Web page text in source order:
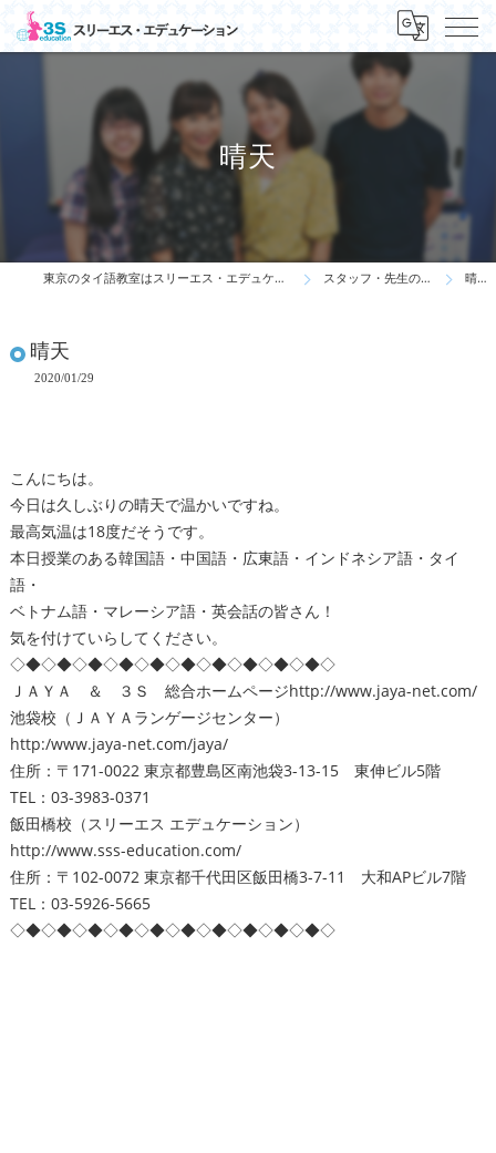
晴天
東京のタイ語教室はスリーエス・エデュケーション スタッフ・先生の一言 晴天
晴天
2020/01/29
こんにちは。
今日は久しぶりの晴天で温かいですね。
最高気温は18度だそうです。
本日授業のある韓国語・中国語・広東語・インドネシア語・タイ
語・
ベトナム語・マレーシア語・英会話の皆さん！
気を付けていらしてください。
◇◆◇◆◇◆◇◆◇◆◇◆◇◆◇◆◇◆◇◆◇
ＪＡＹＡ ＆ ３Ｓ 総合ホームページhttp://www.jaya-net.com/
池袋校（ＪＡＹＡランゲージセンター）
http:/www.jaya-net.com/jaya/
住所：〒171-0022 東京都豊島区南池袋3-13-15 東伸ビル5階
TEL：03-3983-0371
飯田橋校（スリーエス エデュケーション）
http://www.sss-education.com/
住所：〒102-0072 東京都千代田区飯田橋3-7-11 大和APビル7階
TEL：03-5926-5665
◇◆◇◆◇◆◇◆◇◆◇◆◇◆◇◆◇◆◇◆◇